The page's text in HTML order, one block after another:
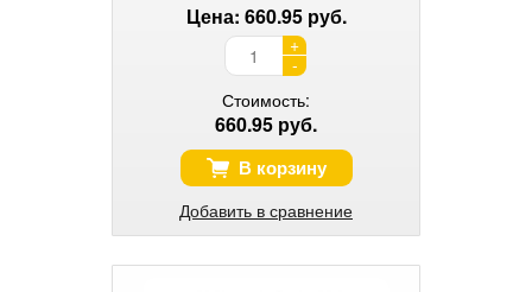
Цена: 660.95 руб.
+
-
Стоимость:
660.95 руб.
В корзину
Добавить в сравнение